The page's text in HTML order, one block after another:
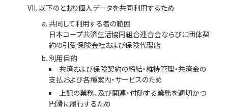
以下のとおり個人データを共同利用するため
共同して利用する者の範囲
日本コープ共済生活協同組合連合会ならびに団体契
約の引受保険会社および保険代理店
利用目的
共済および保険契約の締結・維持管理・共済金の
支払および各種案内・サービスのため
上記の業務、及び関連・付随する業務を適切かつ
円滑に履行するため